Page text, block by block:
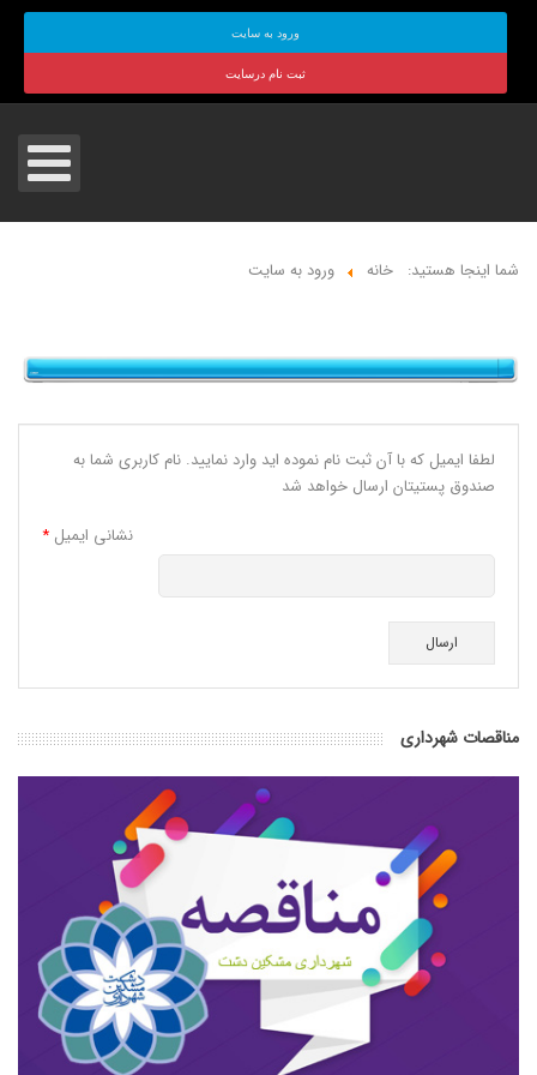
ورود به سایت
ثبت نام درسایت
شما اینجا هستید: خانه ورود به سایت
لطفا ایمیل که با آن ثبت نام نموده اید وارد نمایید. نام کاربری شما به
صندوق پستیتان ارسال خواهد شد
نشانی ایمیل *
ارسال
مناقصات شهرداری